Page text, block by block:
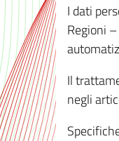
I dati
Regioni
Il
negli